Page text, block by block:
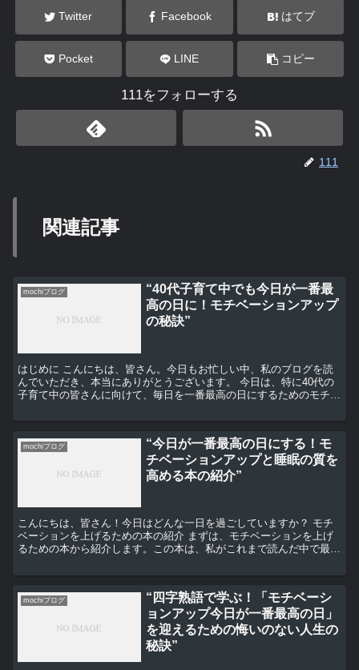
Twitter Facebook はてブ
Pocket LINE コピー
111をフォローする
111
関連記事
mochiブログ
“40代子育て中でも今日が一番最
高の日に！モチベーションアップ
の秘訣”
はじめに こんにちは、皆さん。今日もお忙しい中、私のブログを読
んでいただき、本当にありがとうございます。 今日は、特に40代の
子育て中の皆さんに向けて、毎日を一番最高の日にするためのモチベ
mochiブログ
“今日が一番最高の日にする！モ
チベーションアップと睡眠の質を
高める本の紹介”
こんにちは、皆さん！今日はどんな一日を過ごしていますか？ モチ
ベーションを上げるための本の紹介 まずは、モチベーションを上げ
るための本から紹介します。この本は、私がこれまで読んだ中で最も
mochiブログ
“四字熟語で学ぶ！「モチベーシ
ョンアップ今日が一番最高の日」
を迎えるための悔いのない人生の
秘訣”